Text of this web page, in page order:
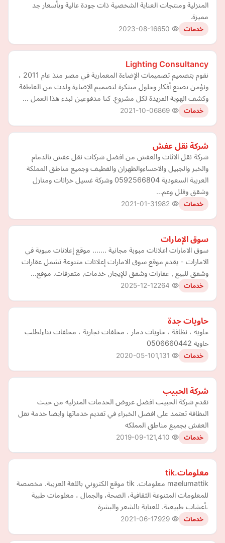
المنزلية ومنتجات العناية الشخصية ذات جودة عالية وبأسعار جد
مميزة.
خدمات 2023-08-16
Lighting Consultancy
نقوم بتصميم تصميمات الإضاءة المعمارية في مصر منذ عام 2011 ،
ونؤمن بصنع أفكار وحلول مبتكرة لتصميم الإضاءة ولدت من العاطفة
وكشف الهوية الفريدة لكل مشروع. كنا مدفوعين لبدء هذا العمل …
خدمات 2021-10-06
شركة نقل عفش
شركة نقل الاثاث والعفش من افضل شركات نقل عفش بالدمام
والخبر والجبيل والاحساءوالظهران والقطيف وجميع مناطق المملكة
العربية السعودية 0592566804 وشركة غسيل خزانات ومنازل
وشقق وفلل وعم…
خدمات 2021-01-31
سوق الإمارات
سوق الامارات اعلانات مبوبة مجانية ....... موقع إعلانات مبوبة في
الامارات - يقدم موقع سوق الامارات إعلانات متنوعة تشمل عقارات
وشقق للبيع , عقارات وشقق للإيجار, خدمات, متفرقات. موقع…
خدمات 2025-12-12
حاويات جدة
حاويه ، نظافة ، حاويات دمار ، مخلفات تجارية ، مخلفات بناءلطلب
حاوية 0506660442
خدمات 2020-05-10
شركة الحبيب
تقدم شركة الحبيب افضل عروض الخدمات المنزليه من حيث
النظافة تعتمد على افضل الخبراء في تقديم خدماتها وايضا خدمة نقل
العفش بجميع مناطق المملكه
خدمات 2019-09-12
معلومات.tik
maelumattik معلومات. tik موقع الكتروني باللغة العربية. مخصصة
للمعلومات المتنوعة الثقافية، الصحة، والجمال ، معلومات طبية
،أعشاب طبيعية. للعناية بالشعر والبشرة
خدمات 2021-06-17